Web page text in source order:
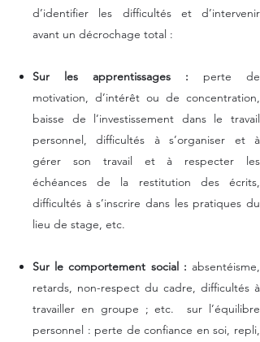
d’identifier les difficultés et d’intervenir
avant un décrochage total :
Sur les apprentissages : perte de
motivation, d’intérêt ou de concentration,
baisse de l’investissement dans le travail
personnel, difficultés à s’organiser et à
gérer son travail et à respecter les
échéances de la restitution des écrits,
difficultés à s’inscrire dans les pratiques du
lieu de stage, etc.
Sur le comportement social : absentéisme,
retards, non-respect du cadre, difficultés à
travailler en groupe ; etc. sur l’équilibre
personnel : perte de confiance en soi, repli,